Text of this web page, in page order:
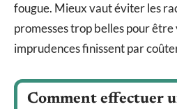
fougue. Mieux vaut éviter les
promesses trop belles pour être
imprudences finissent par
Comment effectuer